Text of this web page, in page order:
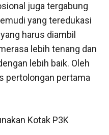
juga tergabung
yang teredukasi
harus diambil
lebih tenang dan
lebih baik. Oleh
pertolongan pertama
Kotak P3K